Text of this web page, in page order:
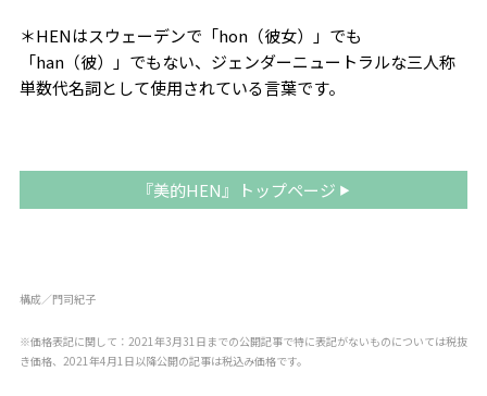
＊HENはスウェーデンで「hon（彼女）」でも
「han（彼）」でもない、ジェンダーニュートラルな三人称
単数代名詞として使用されている言葉です。
『美的HEN』トップページ
構成／門司紀子
※価格表記に関して：2021年3月31日までの公開記事で特に表記がないものについては税抜
き価格、2021年4月1日以降公開の記事は税込み価格です。